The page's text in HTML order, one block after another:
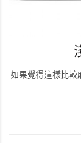
如果覺得這樣比較